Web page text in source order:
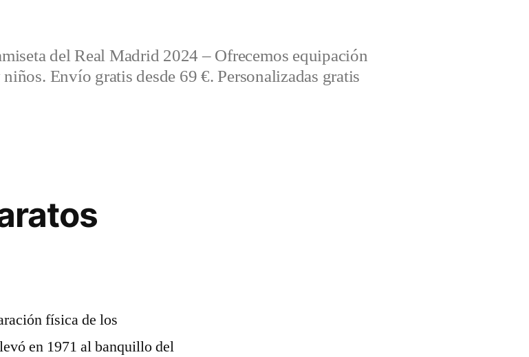
del Real Madrid 2024 – Ofrecemos equipación
Envío gratis desde 69 €. Personalizadas gratis
física de los
en 1971 al banquillo del